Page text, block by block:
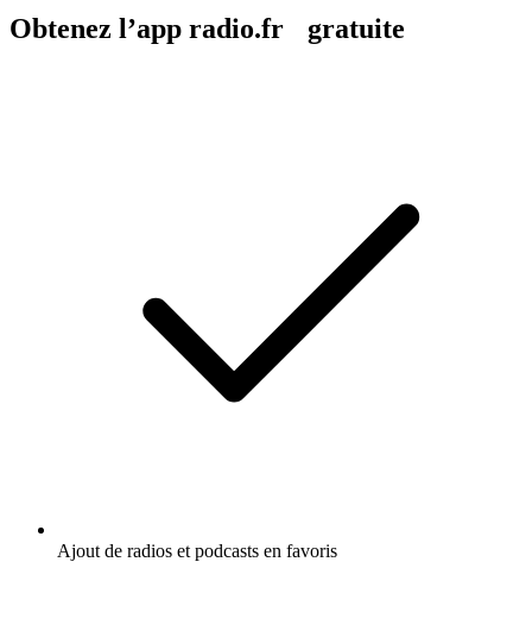
Obtenez l’app radio.fr gratuite
Ajout de radios et podcasts en favoris